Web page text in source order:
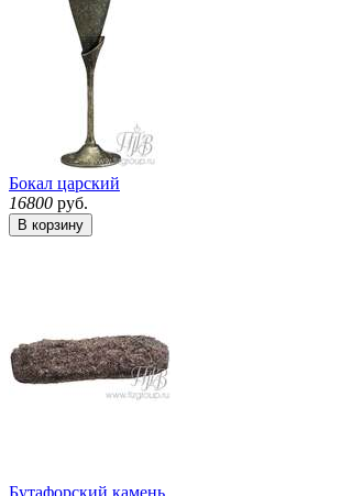
Бокал царский
16800 руб.
В корзину